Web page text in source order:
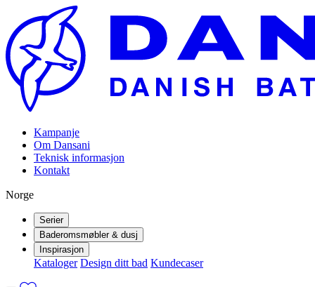
Kampanje
Om Dansani
Teknisk informasjon
Kontakt
Norge
Serier
Baderomsmøbler & dusj
Inspirasjon
Kataloger Design ditt bad Kundecaser